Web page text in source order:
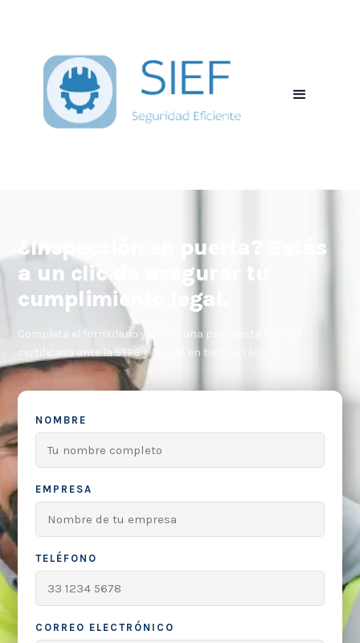
¿Inspección en puerta? Estás
a un clic de asegurar tu
cumplimiento legal.
Completa el formulario y recibe una propuesta técnica
certificada ante la STPS y la EMA en tiempo récord.
NOMBRE
EMPRESA
TELÉFONO
CORREO ELECTRÓNICO